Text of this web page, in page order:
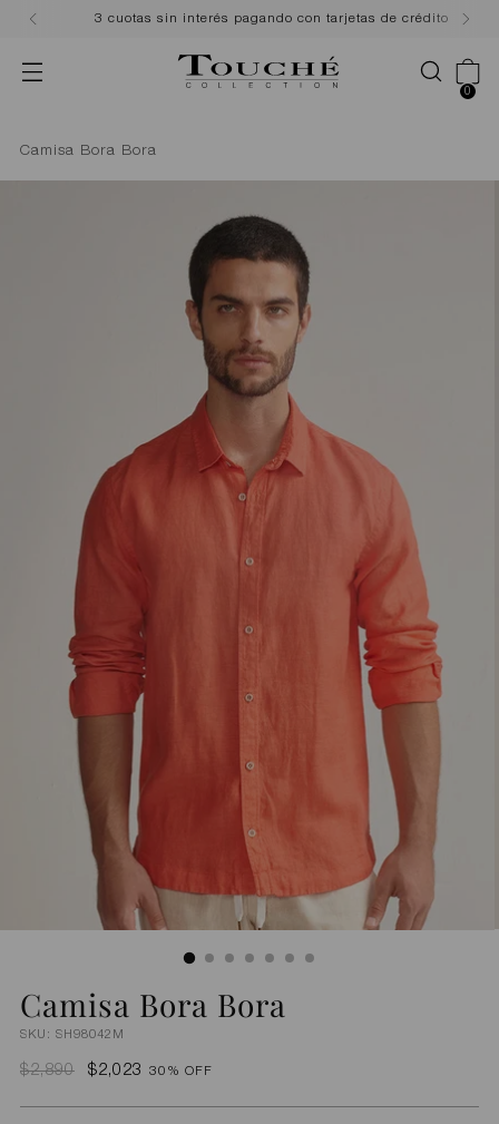
3 cuotas sin interés pagando con tarjetas de crédito
0
Camisa Bora Bora
Camisa Bora Bora
SKU: SH98042M
Precio
$2,890 $2,023 30% OFF